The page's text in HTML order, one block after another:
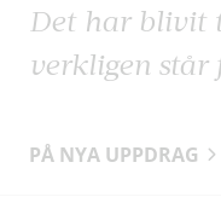
Det har blivit
verkligen står
PÅ NYA UPPDRAG